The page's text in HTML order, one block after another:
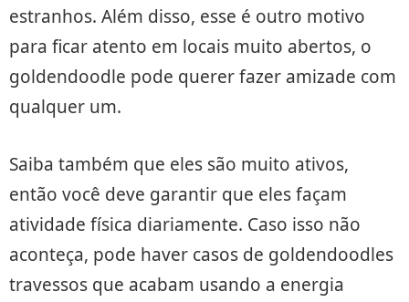
estranhos. Além disso, esse é outro motivo
para ficar atento em locais muito abertos, o
goldendoodle pode querer fazer amizade com
qualquer um.
Saiba também que eles são muito ativos,
então você deve garantir que eles façam
atividade física diariamente. Caso isso não
aconteça, pode haver casos de goldendoodles
travessos que acabam usando a energia